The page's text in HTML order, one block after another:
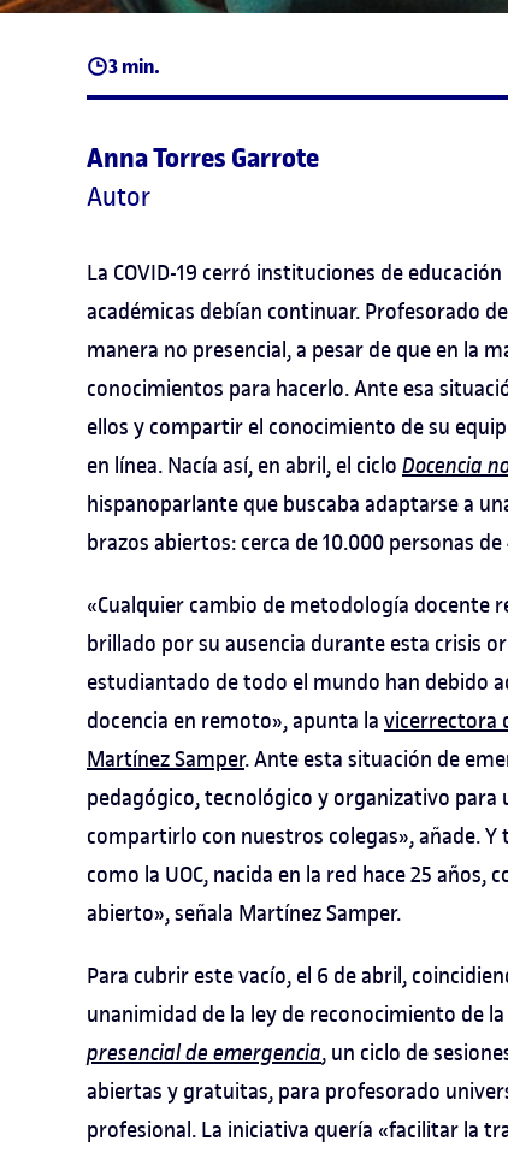
3 min.
Anna Torres Garrote
Autor
La COVID-19 cerró instituciones de
académicas debían continuar. Profesorado
manera no presencial, a pesar de que en la
conocimientos para hacerlo. Ante esa
ellos y compartir el conocimiento de su
en línea. Nacía así, en abril, el ciclo Docencia
hispanoparlante que buscaba adaptarse a
brazos abiertos: cerca de 10.000 personas
«Cualquier cambio de metodología docente
brillado por su ausencia durante esta crisis
estudiantado de todo el mundo han debido
docencia en remoto», apunta la vicerrectora
Martínez Samper. Ante esta situación de
pedagógico, tecnológico y organizativo para
compartirlo con nuestros colegas», añade.
como la UOC, nacida en la red hace 25
abierto», señala Martínez Samper.
Para cubrir este vacío, el 6 de abril,
unanimidad de la ley de reconocimiento de
presencial de emergencia, un ciclo de
abiertas y gratuitas, para profesorado
profesional. La iniciativa quería «facilitar la